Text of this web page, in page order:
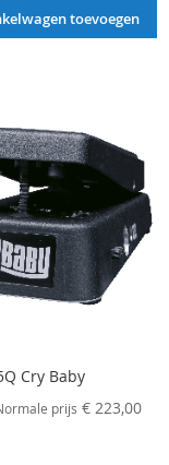
toevoegen
OM
TE
VERGELIJKEN
Cry Baby
prijs € 223,00